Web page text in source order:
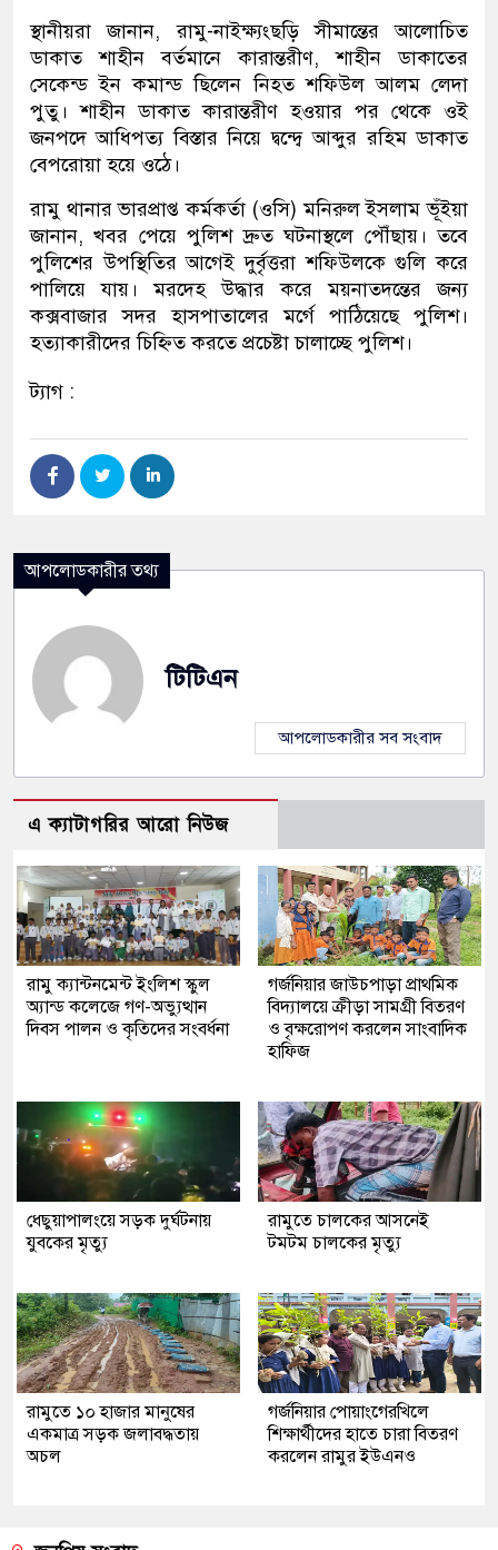
স্থানীয়রা জানান, রামু-নাইক্ষ্যংছড়ি সীমান্তের আলোচিত
ডাকাত শাহীন বর্তমানে কারান্তরীণ, শাহীন ডাকাতের
সেকেন্ড ইন কমান্ড ছিলেন নিহত শফিউল আলম লেদা
পুতু। শাহীন ডাকাত কারান্তরীণ হওয়ার পর থেকে ওই
জনপদে আধিপত্য বিস্তার নিয়ে দ্বন্দ্বে আব্দুর রহিম ডাকাত
বেপরোয়া হয়ে ওঠে।
রামু থানার ভারপ্রাপ্ত কর্মকর্তা (ওসি) মনিরুল ইসলাম ভূঁইয়া
জানান, খবর পেয়ে পুলিশ দ্রুত ঘটনাস্থলে পৌঁছায়। তবে
পুলিশের উপস্থিতির আগেই দুর্বৃত্তরা শফিউলকে গুলি করে
পালিয়ে যায়। মরদেহ উদ্ধার করে ময়নাতদন্তের জন্য
কক্সবাজার সদর হাসপাতালের মর্গে পাঠিয়েছে পুলিশ।
হত্যাকারীদের চিহ্নিত করতে প্রচেষ্টা চালাচ্ছে পুলিশ।
ট্যাগ :
আপলোডকারীর তথ্য
টিটিএন
আপলোডকারীর সব সংবাদ
এ ক্যাটাগরির আরো নিউজ
রামু ক্যান্টনমেন্ট ইংলিশ স্কুল
অ্যান্ড কলেজে গণ-অভ্যুত্থান
দিবস পালন ও কৃতিদের সংবর্ধনা
গর্জনিয়ার জাউচপাড়া প্রাথমিক
বিদ্যালয়ে ক্রীড়া সামগ্রী বিতরণ
ও বৃক্ষরোপণ করলেন সাংবাদিক
হাফিজ
ধেছুয়াপালংয়ে সড়ক দুর্ঘটনায়
যুবকের মৃত্যু
রামুতে চালকের আসনেই
টমটম চালকের মৃত্যু
রামুতে ১০ হাজার মানুষের
একমাত্র সড়ক জলাবদ্ধতায়
অচল
গর্জনিয়ার পোয়াংগেরখিলে
শিক্ষার্থীদের হাতে চারা বিতরণ
করলেন রামুর ইউএনও